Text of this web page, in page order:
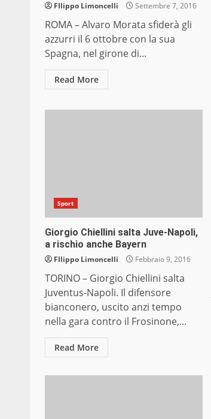
FIlippo Limoncelli Settembre 7, 2016
ROMA – Alvaro Morata sfiderà gli
azzurri il 6 ottobre con la sua
Spagna, nel girone di...
Read More
Sport
Giorgio Chiellini salta Juve-Napoli,
a rischio anche Bayern
FIlippo Limoncelli Febbraio 9, 2016
TORINO – Giorgio Chiellini salta
Juventus-Napoli. Il difensore
bianconero, uscito anzi tempo
nella gara contro il Frosinone,...
Read More